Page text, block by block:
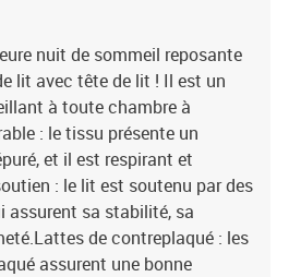
nuit de sommeil reposante
lit avec tête de lit ! Il est un
à toute chambre à
: le tissu présente un
et il est respirant et
: le lit est soutenu par des
assurent sa stabilité, sa
de contreplaqué : les
assurent une bonne